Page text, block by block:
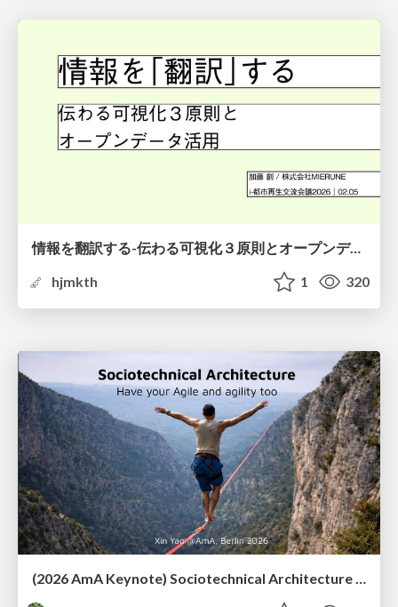
情報を翻訳する-伝わる可視化３原則とオープンデータ活用-
hjmkth
1 320
(2026 AmA Keynote) Sociotechnical Architecture - Having your Agile and agility too.pdf